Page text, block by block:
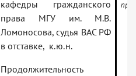
кафедры гражданского
права МГУ им. М.В.
Ломоносова, судья ВАС РФ
в отставке, к.ю.н.
Продолжительность